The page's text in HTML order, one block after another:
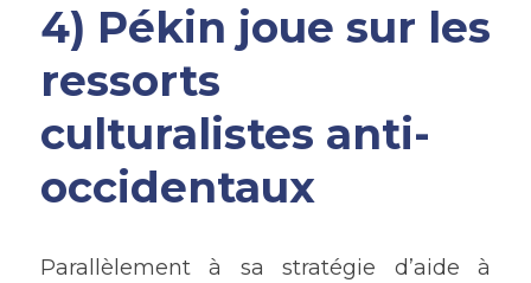
4) Pékin joue sur les
ressorts
culturalistes anti-
occidentaux
Parallèlement à sa stratégie d’aide à